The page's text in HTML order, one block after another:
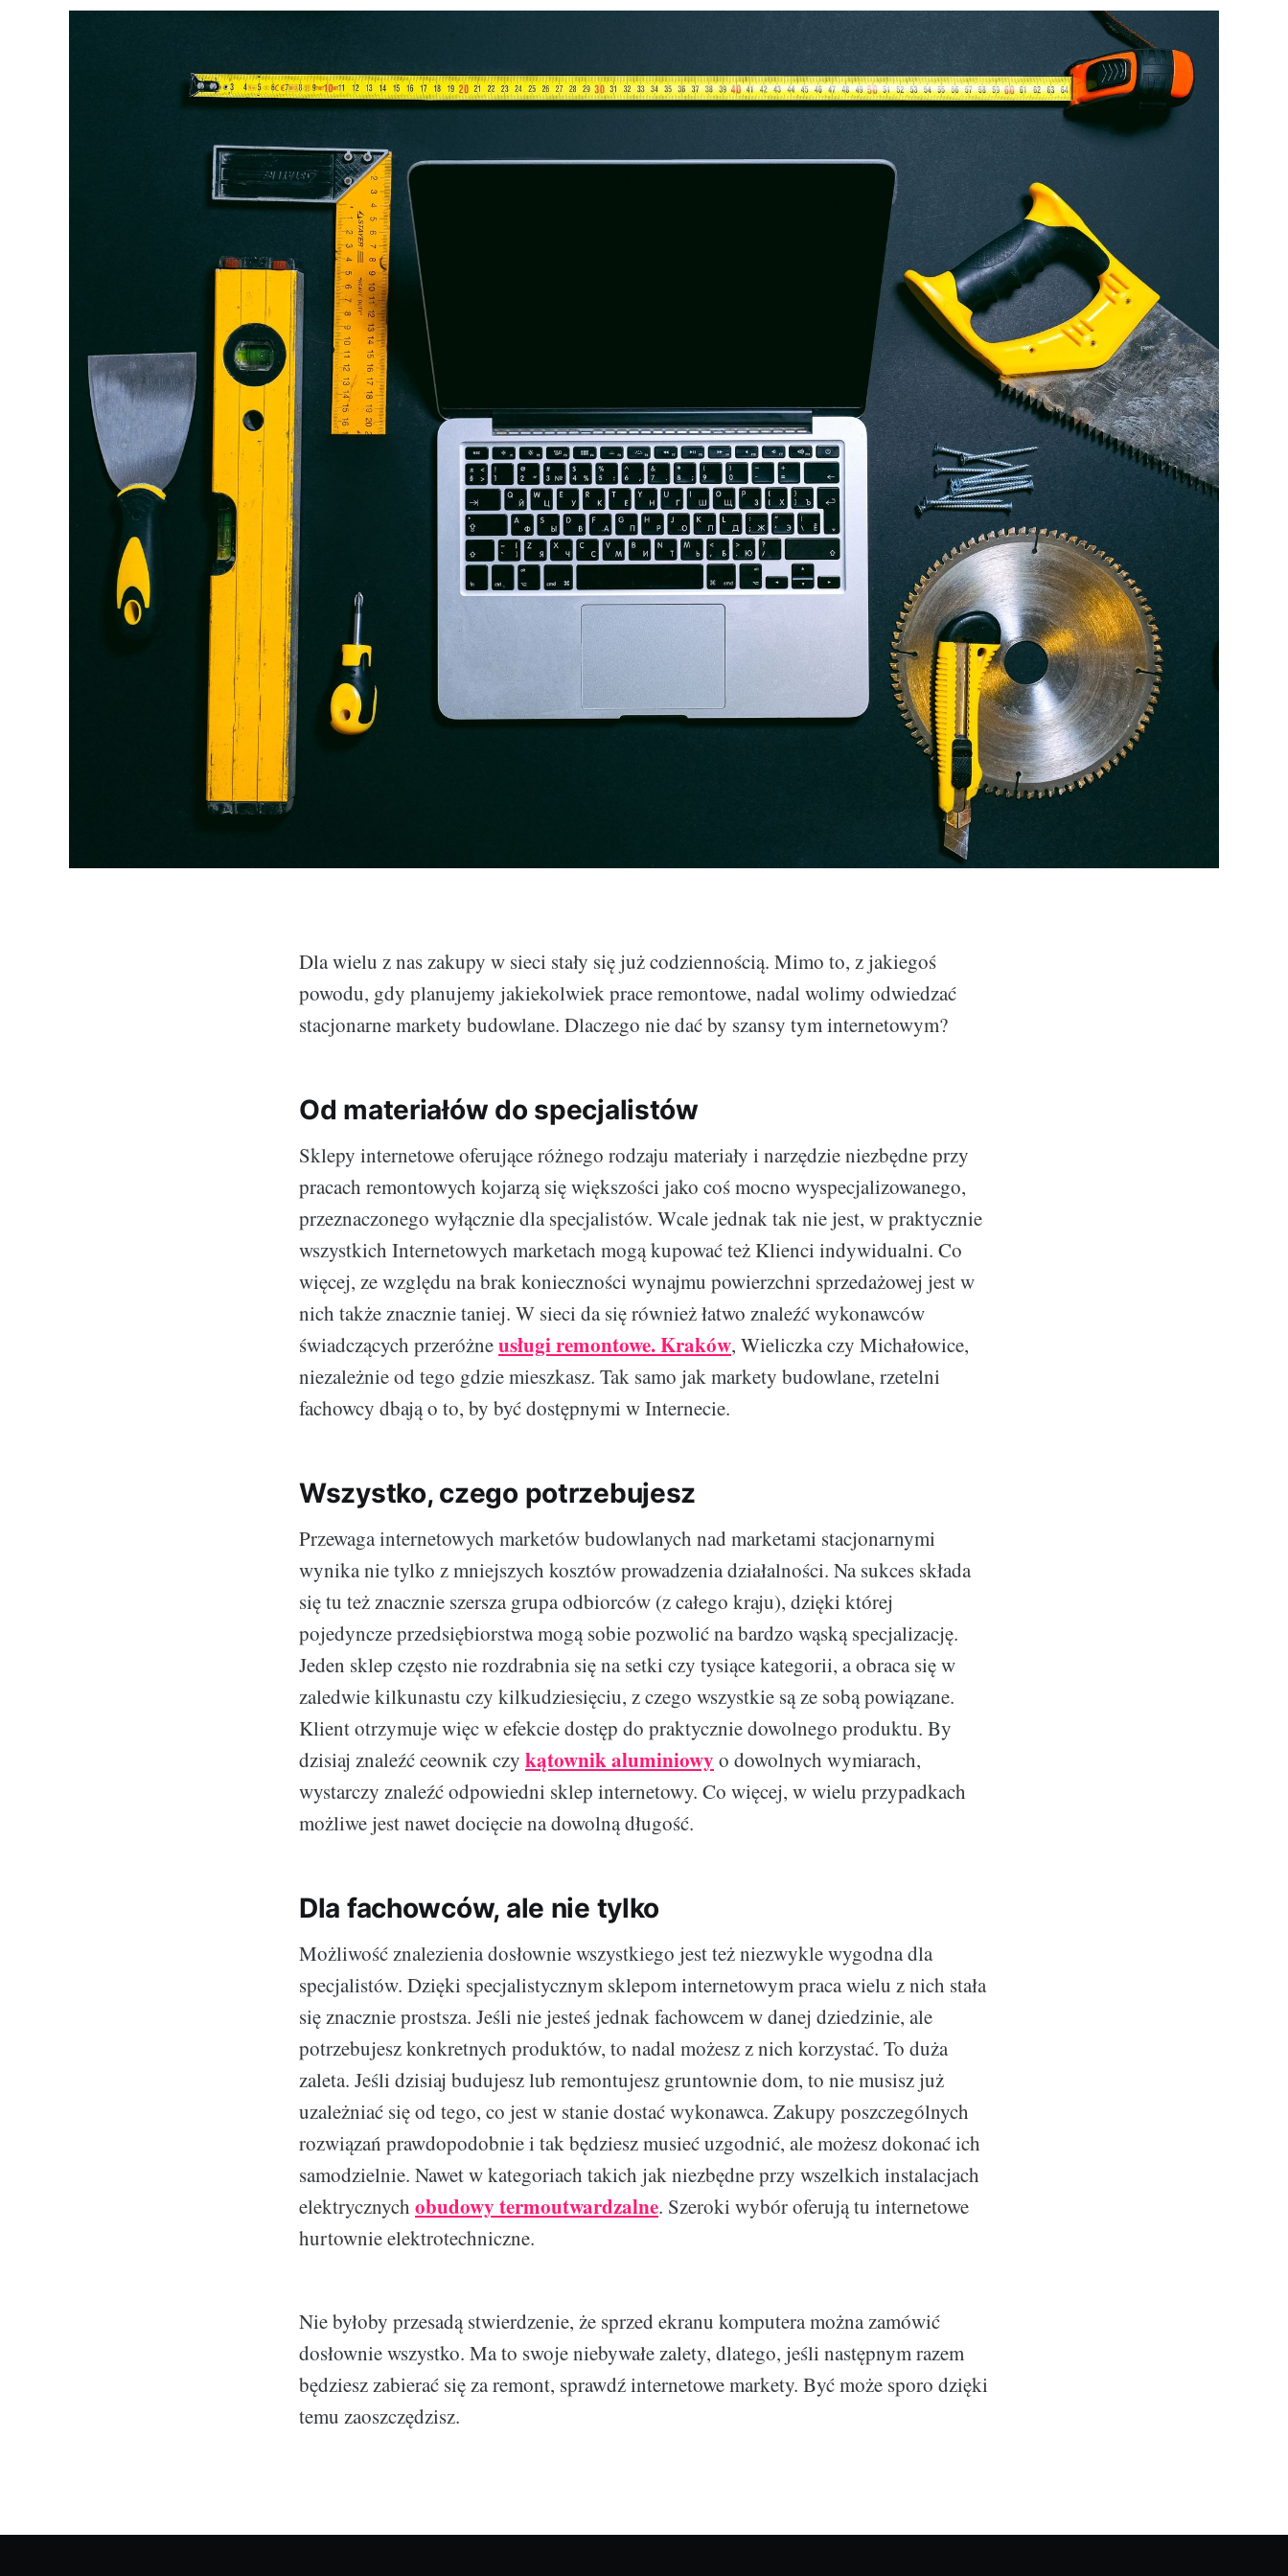
Dla wielu z nas zakupy w sieci stały się już codziennością. Mimo to, z jakiegoś
powodu, gdy planujemy jakiekolwiek prace remontowe, nadal wolimy odwiedzać
stacjonarne markety budowlane. Dlaczego nie dać by szansy tym internetowym?
Od materiałów do specjalistów
Sklepy internetowe oferujące różnego rodzaju materiały i narzędzie niezbędne przy
pracach remontowych kojarzą się większości jako coś mocno wyspecjalizowanego,
przeznaczonego wyłącznie dla specjalistów. Wcale jednak tak nie jest, w praktycznie
wszystkich Internetowych marketach mogą kupować też Klienci indywidualni. Co
więcej, ze względu na brak konieczności wynajmu powierzchni sprzedażowej jest w
nich także znacznie taniej. W sieci da się również łatwo znaleźć wykonawców
świadczących przeróżneusługi remontowe. Kraków, Wieliczka czy Michałowice,
niezależnie od tego gdzie mieszkasz. Tak samo jak markety budowlane, rzetelni
fachowcy dbają o to, by być dostępnymi w Internecie.
Wszystko, czego potrzebujesz
Przewaga internetowych marketów budowlanych nad marketami stacjonarnymi
wynika nie tylko z mniejszych kosztów prowadzenia działalności. Na sukces składa
się tu też znacznie szersza grupa odbiorców (z całego kraju), dzięki której
pojedyncze przedsiębiorstwa mogą sobie pozwolić na bardzo wąską specjalizację.
Jeden sklep często nie rozdrabnia się na setki czy tysiące kategorii, a obraca się w
zaledwie kilkunastu czy kilkudziesięciu, z czego wszystkie są ze sobą powiązane.
Klient otrzymuje więc w efekcie dostęp do praktycznie dowolnego produktu. By
dzisiaj znaleźć ceownik czy kątownik aluminiowy o dowolnych wymiarach,
wystarczy znaleźć odpowiedni sklep internetowy. Co więcej, w wielu przypadkach
możliwe jest nawet docięcie na dowolną długość.
Dla fachowców, ale nie tylko
Możliwość znalezienia dosłownie wszystkiego jest też niezwykle wygodna dla
specjalistów. Dzięki specjalistycznym sklepom internetowym praca wielu z nich stała
się znacznie prostsza. Jeśli nie jesteś jednak fachowcem w danej dziedzinie, ale
potrzebujesz konkretnych produktów, to nadal możesz z nich korzystać. To duża
zaleta. Jeśli dzisiaj budujesz lub remontujesz gruntownie dom, to nie musisz już
uzależniać się od tego, co jest w stanie dostać wykonawca. Zakupy poszczególnych
rozwiązań prawdopodobnie i tak będziesz musieć uzgodnić, ale możesz dokonać ich
samodzielnie. Nawet w kategoriach takich jak niezbędne przy wszelkich instalacjach
elektrycznych obudowy termoutwardzalne. Szeroki wybór oferują tu internetowe
hurtownie elektrotechniczne.
Nie byłoby przesadą stwierdzenie, że sprzed ekranu komputera można zamówić
dosłownie wszystko. Ma to swoje niebywałe zalety, dlatego, jeśli następnym razem
będziesz zabierać się za remont, sprawdź internetowe markety. Być może sporo dzięki
temu zaoszczędzisz.